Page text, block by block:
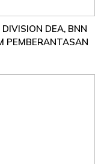
DEA, BNN
PEMBERANTASAN